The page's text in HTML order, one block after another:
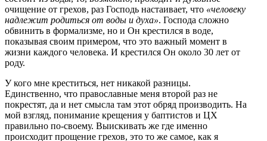
очищение от грехов, раз Господь настаивает, что «человеку
надлежит родиться от воды и духа». Господа сложно
обвинить в формализме, но и Он крестился в воде,
показывая своим примером, что это важный момент в
жизни каждого человека. И крестился Он около 30 лет от
роду.
У кого мне креститься, нет никакой разницы.
Единственно, что православные меня второй раз не
покрестят, да и нет смысла там этот обряд производить. На
мой взгляд, понимание крещения у баптистов и ЦХ
правильно по-своему. Выискивать же где именно
происходит прощение грехов, это то же самое, как я